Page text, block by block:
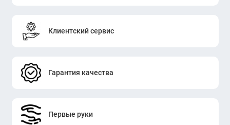
Клиентский сервис
Гарантия качества
Первые руки